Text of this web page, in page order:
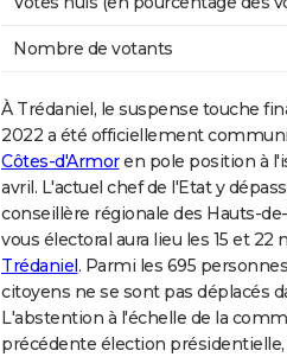
Nombre de votants
À Trédaniel, le suspense touche
2022 a été officiellement
Côtes-d'Armoren pole position à
avril. L'actuel chef de l'Etat y
conseillère régionale des Hauts-
vous électoral aura lieu les 15 et 22
Trédaniel . Parmi les 695
citoyens ne se sont pas déplacés
L'abstention à l'échelle de la
précédente élection